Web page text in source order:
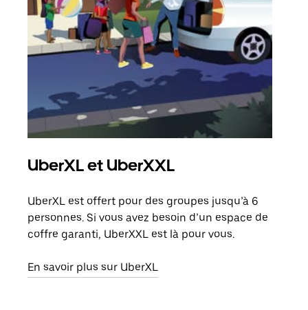
UberXL et UberXXL
UberXL est offert pour des groupes jusqu’à 6
personnes. Si vous avez besoin d’un espace de
coffre garanti, UberXXL est là pour vous.
En savoir plus sur UberXL